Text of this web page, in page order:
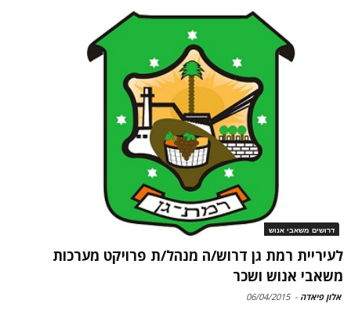
דרושים משאבי אנוש
לעיריית רמת גן דרוש/ה מנהל/ת פרויקט מערכות
משאבי אנוש ושכר
אלון פיאדה -
06/04/2015